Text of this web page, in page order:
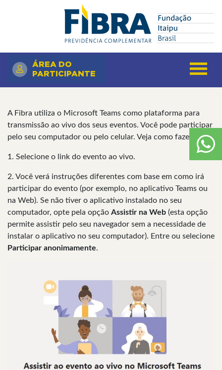
principal
ÁREA DO
PARTICIPANTE
A Fibra utiliza o Microsoft Teams como plataforma para
transmissão ao vivo dos seus eventos. Você pode participar
pelo seu computador ou pelo celular. Veja como fazer:
1. Selecione o link do evento ao vivo.
2. Você verá instruções diferentes com base em como irá
participar do evento (por exemplo, no aplicativo Teams ou
na Web). Se não tiver o aplicativo instalado no seu
computador, opte pela opção Assistir na Web (esta opção
permite assistir pelo seu navegador sem a necessidade de
instalar o aplicativo no seu computador). Entre ou selecione
Participar anonimamente.